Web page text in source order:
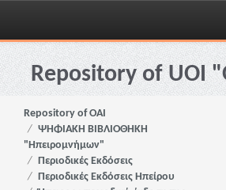
Skip
navigationRepository of UOI
Repository of OAI
ΨΗΦΙΑΚΗ ΒΙΒΛΙΟΘΗΚΗ
"Ηπειρομνήμων"
Περιοδικές Εκδόσεις
Περιοδικές Εκδόσεις Ηπείρου